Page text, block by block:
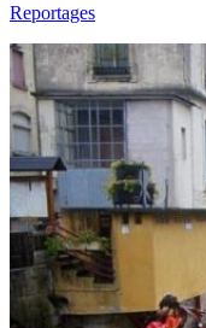
Reportages